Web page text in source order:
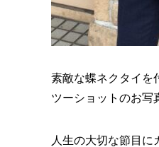
素敵な蝶ネクタイを
ツーショットのお写
人生の大切な節目に